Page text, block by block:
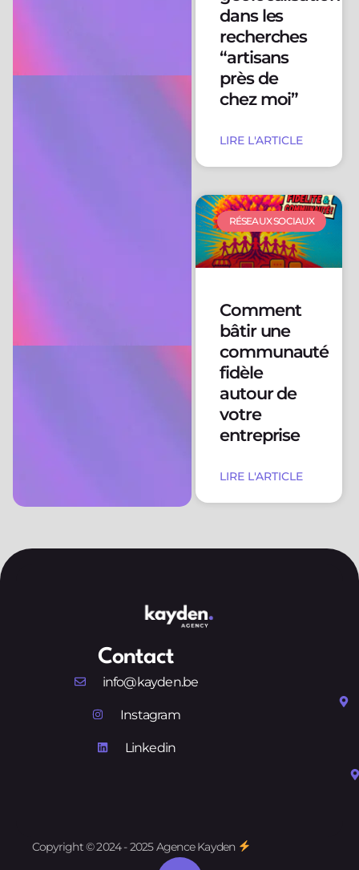
dans les
recherches
“artisans
près de
chez moi”
LIRE L'ARTICLE
RÉSEAUX SOCIAUX
Comment
bâtir une
communauté
fidèle
autour de
votre
entreprise
LIRE L'ARTICLE
Contact
info@kayden.be
Instagram
Linkedin
Copyright © 2024 - 2025 Agence Kayden